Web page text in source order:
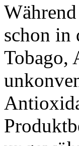
schon in
Tobago,